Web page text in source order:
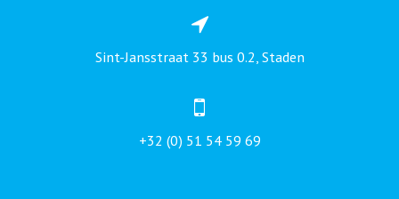
Sint-Jansstraat 33 bus 0.2, Staden
+32 (0) 51 54 59 69